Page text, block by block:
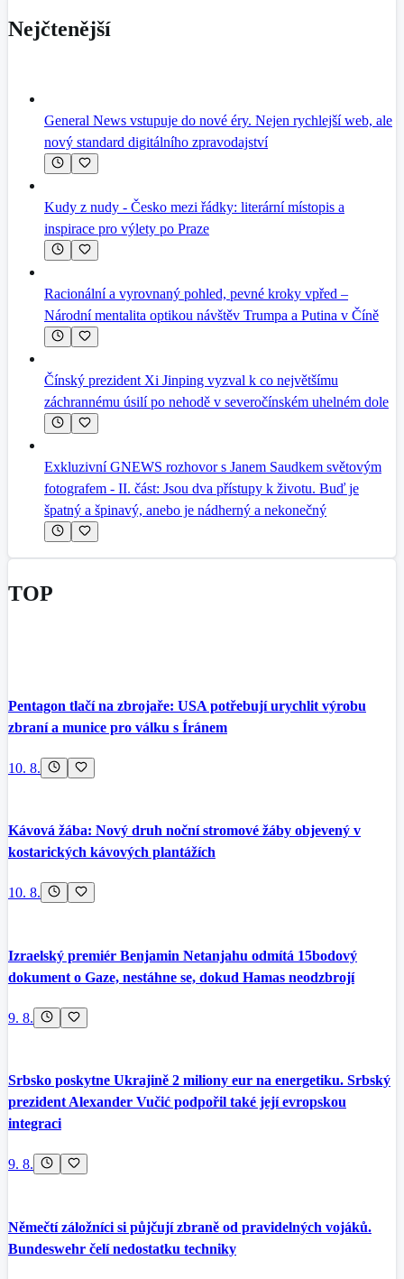
Nejčtenější
General News vstupuje do nové éry. Nejen rychlejší web, ale
nový standard digitálního zpravodajství
Kudy z nudy - Česko mezi řádky: literární místopis a
inspirace pro výlety po Praze
Racionální a vyrovnaný pohled, pevné kroky vpřed –
Národní mentalita optikou návštěv Trumpa a Putina v Číně
Čínský prezident Xi Jinping vyzval k co největšímu
záchrannému úsilí po nehodě v severočínském uhelném dole
Exkluzivní GNEWS rozhovor s Janem Saudkem světovým
fotografem - II. část: Jsou dva přístupy k životu. Buď je
špatný a špinavý, anebo je nádherný a nekonečný
TOP
Pentagon tlačí na zbrojaře: USA potřebují urychlit výrobu
zbraní a munice pro válku s Íránem
10. 8.
Kávová žába: Nový druh noční stromové žáby objevený v
kostarických kávových plantážích
10. 8.
Izraelský premiér Benjamin Netanjahu odmítá 15bodový
dokument o Gaze, nestáhne se, dokud Hamas neodzbrojí
9. 8.
Srbsko poskytne Ukrajině 2 miliony eur na energetiku. Srbský
prezident Alexander Vučić podpořil také její evropskou
integraci
9. 8.
Němečtí záložníci si půjčují zbraně od pravidelných vojáků.
Bundeswehr čelí nedostatku techniky